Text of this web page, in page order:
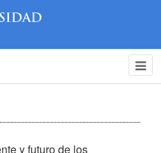
y futuro de los